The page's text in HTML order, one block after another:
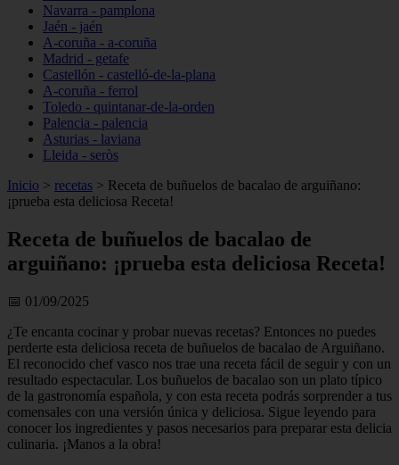
Navarra - pamplona
Jaén - jaén
A-coruña - a-coruña
Madrid - getafe
Castellón - castelló-de-la-plana
A-coruña - ferrol
Toledo - quintanar-de-la-orden
Palencia - palencia
Asturias - laviana
Lleida - seròs
Inicio > recetas > Receta de buñuelos de bacalao de arguiñano:
¡prueba esta deliciosa Receta!
Receta de buñuelos de bacalao de
arguiñano: ¡prueba esta deliciosa Receta!
📅 01/09/2025
¿Te encanta cocinar y probar nuevas recetas? Entonces no puedes
perderte esta deliciosa receta de buñuelos de bacalao de Arguiñano.
El reconocido chef vasco nos trae una receta fácil de seguir y con un
resultado espectacular. Los buñuelos de bacalao son un plato típico
de la gastronomía española, y con esta receta podrás sorprender a tus
comensales con una versión única y deliciosa. Sigue leyendo para
conocer los ingredientes y pasos necesarios para preparar esta delicia
culinaria. ¡Manos a la obra!